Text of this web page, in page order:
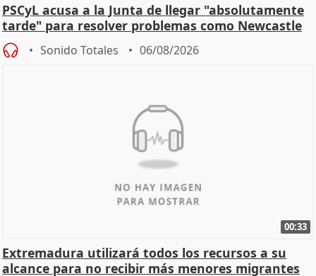
PSCyL acusa a la Junta de llegar "absolutamente
tarde" para resolver problemas como Newcastle
Sonido Totales 06/08/2026
00:33
Extremadura utilizará todos los recursos a su
alcance para no recibir más menores migrantes